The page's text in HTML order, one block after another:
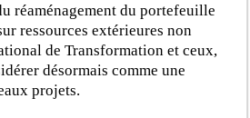
réaménagement du portefeuille
ressources extérieures non
de Transformation et ceux,
désormais comme une
projets.